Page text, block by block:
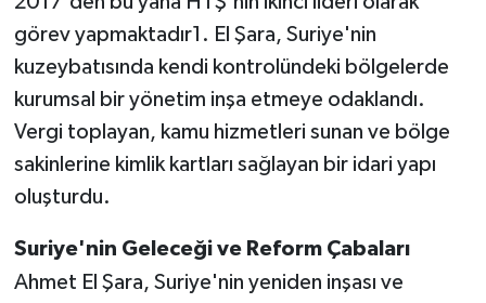
görev yapmaktadır1. El Şara, Suriye'nin
kuzeybatısında kendi kontrolündeki bölgelerde
kurumsal bir yönetim inşa etmeye odaklandı.
Vergi toplayan, kamu hizmetleri sunan ve bölge
sakinlerine kimlik kartları sağlayan bir idari yapı
oluşturdu.
Suriye'nin Geleceği ve Reform Çabaları
Ahmet El Şara, Suriye'nin yeniden inşası ve